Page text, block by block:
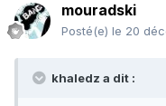
mouradski
Posté(e) le 20
khaledz a dit :